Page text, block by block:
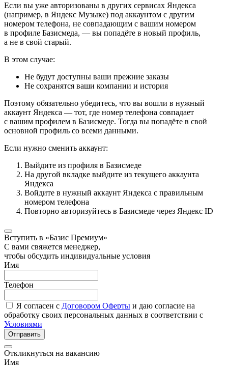
Если вы уже авторизованы в других сервисах Яндекса
(например, в Яндекс Музыке) под аккаунтом с другим
номером телефона, не совпадающим с вашим номером
в профиле Базисмеда, — вы попадёте в новый профиль,
а не в свой старый.
В этом случае:
Не будут доступны ваши прежние заказы
Не сохранятся ваши компании и история
Поэтому обязательно убедитесь, что вы вошли в нужный
аккаунт Яндекса — тот, где номер телефона совпадает
с вашим профилем в Базисмеде. Тогда вы попадёте в свой
основной профиль со всеми данными.
Если нужно сменить аккаунт:
Выйдите из профиля в Базисмеде
На другой вкладке выйдите из текущего аккаунта
Яндекса
Войдите в нужный аккаунт Яндекса с правильным
номером телефона
Повторно авторизуйтесь в Базисмеде через Яндекс ID
Вступить в «Базис Премиум»
С вами свяжется менеджер,
чтобы обсудить индивидуальные условия
Имя
Телефон
Я согласен с Договором Оферты и даю согласие на
обработку своих персональных данных в соответствии с
Условиями
Отправить
Откликнуться на вакансию
Имя